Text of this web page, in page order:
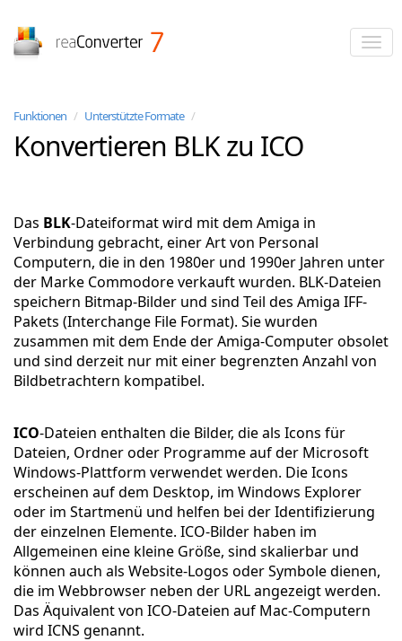
Funktionen / Unterstützte Formate /
Konvertieren BLK zu ICO
Das BLK-Dateiformat wird mit dem Amiga in
Verbindung gebracht, einer Art von Personal
Computern, die in den 1980er und 1990er Jahren unter
der Marke Commodore verkauft wurden. BLK-Dateien
speichern Bitmap-Bilder und sind Teil des Amiga IFF-
Pakets (Interchange File Format). Sie wurden
zusammen mit dem Ende der Amiga-Computer obsolet
und sind derzeit nur mit einer begrenzten Anzahl von
Bildbetrachtern kompatibel.
ICO-Dateien enthalten die Bilder, die als Icons für
Dateien, Ordner oder Programme auf der Microsoft
Windows-Plattform verwendet werden. Die Icons
erscheinen auf dem Desktop, im Windows Explorer
oder im Startmenü und helfen bei der Identifizierung
der einzelnen Elemente. ICO-Bilder haben im
Allgemeinen eine kleine Größe, sind skalierbar und
können auch als Website-Logos oder Symbole dienen,
die im Webbrowser neben der URL angezeigt werden.
Das Äquivalent von ICO-Dateien auf Mac-Computern
wird ICNS genannt.